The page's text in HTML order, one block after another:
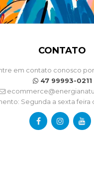
CONTATO
em contato conosco
47 99993-0211
Segunda a sexta feira